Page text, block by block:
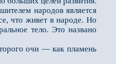
народов является
что живет в народе. Но
тело. Это названо
очи — как пламень